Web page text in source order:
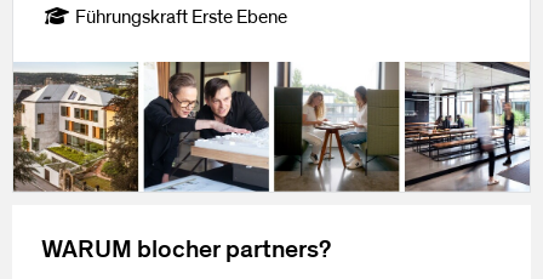
Führungskraft Erste Ebene
WARUM blocher partners?